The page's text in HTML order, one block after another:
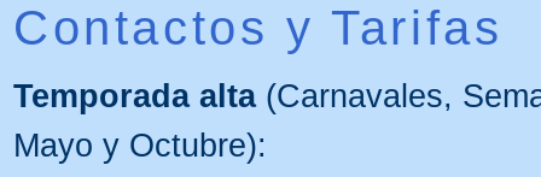
Contactos y Tarifas
Temporada alta(Carnavales,
Mayo y Octubre):